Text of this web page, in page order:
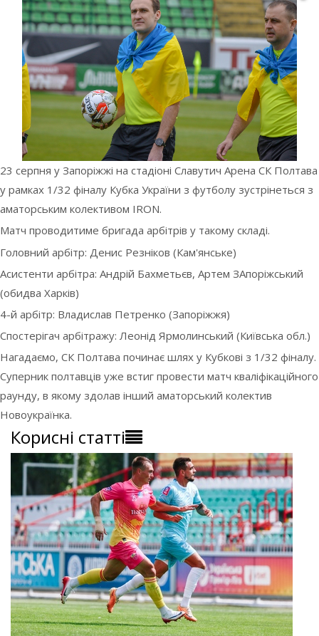
23 серпня у Запоріжжі на стадіоні Славутич Арена СК Полтава
у рамках 1/32 фіналу Кубка України з футболу зустрінеться з
аматорським колективом IRON.
Матч проводитиме бригада арбітрів у такому складі.
Головний арбітр: Денис Резніков (Кам'янське)
Асистенти арбітра: Андрій Бахметьєв, Артем ЗАпоріжський
(обидва Харків)
4-й арбітр: Владислав Петренко (Запоріжжя)
Спостерігач арбітражу: Леонід Ярмолинський (Київська обл.)
Нагадаємо, СК Полтава починає шлях у Кубкові з 1/32 фіналу.
Суперник полтавців уже встиг провести матч кваліфікаційного
раунду, в якому здолав інший аматорський колектив
Новоукраїнка.
Корисні статті